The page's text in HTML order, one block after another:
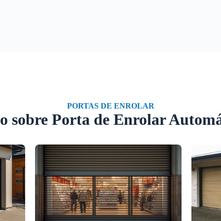
PORTAS DE ENROLAR
sobre Porta de Enrolar